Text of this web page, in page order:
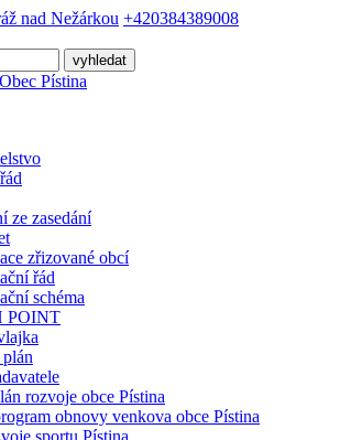
nad Nežárkou +420384389008
Obec Pístina
ze zasedání
zřizované obcí
řád
schéma
POINT
rozvoje obce Pístina
obnovy venkova obce Pístina
sportu Pístina